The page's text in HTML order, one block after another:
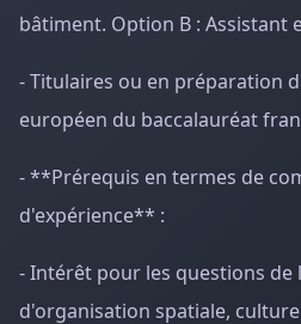
bâtiment. Option B : Assistant
- Titulaires ou en préparation
européen du baccalauréat
- **Prérequis en termes de
d'expérience** :
- Intérêt pour les questions de
d'organisation spatiale,